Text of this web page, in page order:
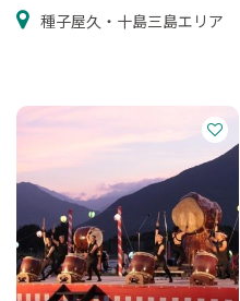
種子屋久・十島三島エリア